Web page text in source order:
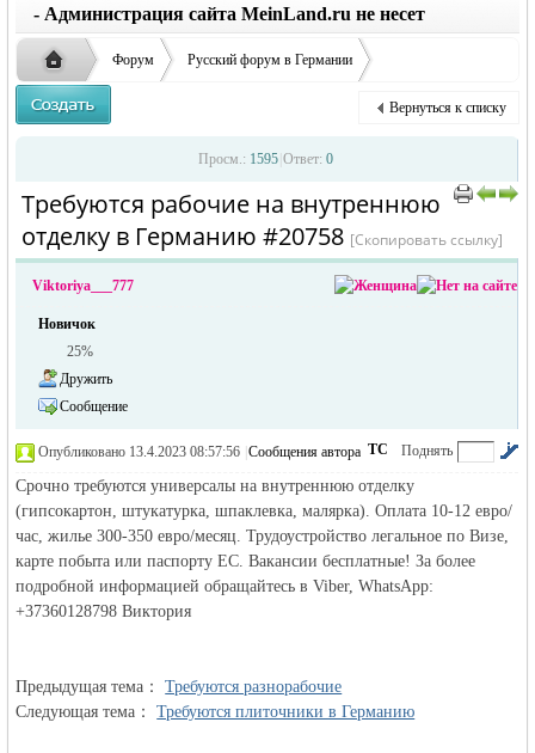
его смысл
последует удаление объявления
- Администрация сайта MeinLand.ru не несет
ответственности за содержание размещенных
объявлений
жизнь и
Форум Русский форум в Германии
Объявления в Германии
›
Предлагаю работу в Германии
›
Требуются рабочие на внутреннюю отделку в Германию
Вернуться к списку
Просм.: 1595 Ответ: 0
Требуются рабочие на внутреннюю
отделку в Германию #20758 [Скопировать ссылку]
Viktoriya___777
Новичок
25%
Дружить
Сообщение
Поднять
ТС
Опубликовано 13.4.2023 08:57:56 Сообщения автора
Срочно требуются универсалы на внутреннюю отделку
(гипсокартон, штукатурка, шпаклевка, малярка). Оплата 10-12 евро/
час, жилье 300-350 евро/месяц. Трудоустройство легальное по Визе,
карте побыта или паспорту ЕС. Вакансии бесплатные! За более
подробной информацией обращайтесь в Viber, WhatsApp:
+37360128798 Виктория
Предыдущая тема：Требуются разнорабочие
Следующая тема：Требуются плиточники в Германию